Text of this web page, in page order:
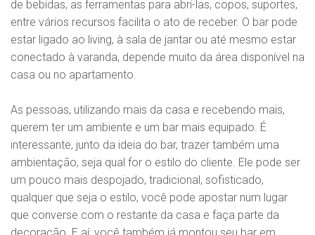
de bebidas, as ferramentas para abri-las, copos, suportes,
entre vários recursos facilita o ato de receber. O bar pode
estar ligado ao living, à sala de jantar ou até mesmo estar
conectado à varanda, depende muito da área disponível na
casa ou no apartamento.
As pessoas, utilizando mais da casa e recebendo mais,
querem ter um ambiente e um bar mais equipado. É
interessante, junto da ideia do bar, trazer também uma
ambientação, seja qual for o estilo do cliente. Ele pode ser
um pouco mais despojado, tradicional, sofisticado,
qualquer que seja o estilo, você pode apostar num lugar
que converse com o restante da casa e faça parte da